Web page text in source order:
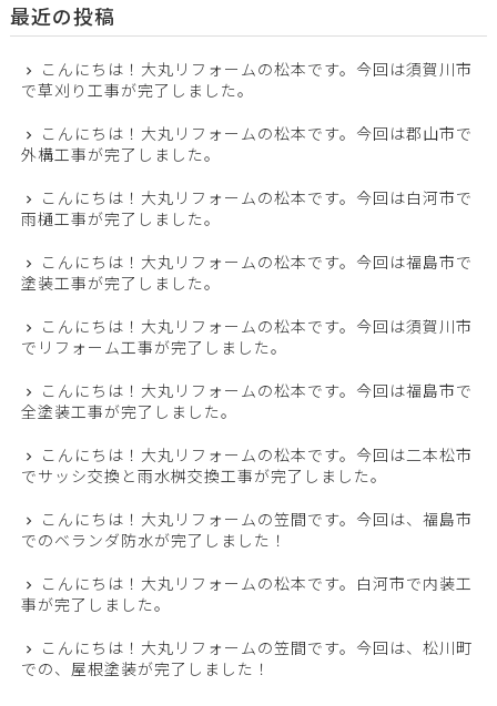
最近の投稿
こんにちは！大丸リフォームの松本です。今回は須賀川市
で草刈り工事が完了しました。
こんにちは！大丸リフォームの松本です。今回は郡山市で
外構工事が完了しました。
こんにちは！大丸リフォームの松本です。今回は白河市で
雨樋工事が完了しました。
こんにちは！大丸リフォームの松本です。今回は福島市で
塗装工事が完了しました。
こんにちは！大丸リフォームの松本です。今回は須賀川市
でリフォーム工事が完了しました。
こんにちは！大丸リフォームの松本です。今回は福島市で
全塗装工事が完了しました。
こんにちは！大丸リフォームの松本です。今回は二本松市
でサッシ交換と雨水桝交換工事が完了しました。
こんにちは！大丸リフォームの笠間です。今回は、福島市
でのベランダ防水が完了しました！
こんにちは！大丸リフォームの松本です。白河市で内装工
事が完了しました。
こんにちは！大丸リフォームの笠間です。今回は、松川町
での、屋根塗装が完了しました！